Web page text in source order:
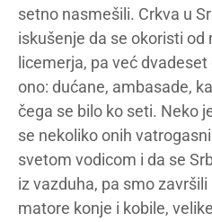
setno nasmešili. Crkva u
iskušenje da se okoristi
licemerja, pa već
ono: dućane, ambasade,
čega se bilo ko seti. Neko
se nekoliko onih
svetom vodicom i da se
iz vazduha, pa smo
matore konje i kobile,